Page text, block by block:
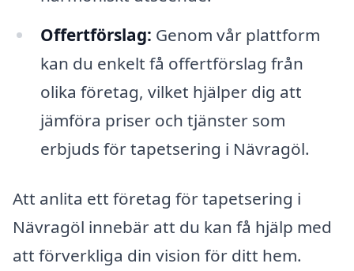
Offertförslag: Genom vår plattform
kan du enkelt få offertförslag från
olika företag, vilket hjälper dig att
jämföra priser och tjänster som
erbjuds för tapetsering i Nävragöl.
Att anlita ett företag för tapetsering i
Nävragöl innebär att du kan få hjälp med
att förverkliga din vision för ditt hem.